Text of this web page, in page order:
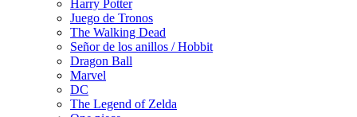
Harry Potter
Juego de Tronos
The Walking Dead
Señor de los anillos / Hobbit
Dragon Ball
Marvel
DC
The Legend of Zelda